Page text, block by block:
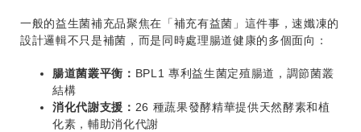
一般的益生菌補充品聚焦在「補充有益菌」這件事，速孅凍的
設計邏輯不只是補菌，而是同時處理腸道健康的多個面向：
腸道菌叢平衡： BPL1 專利益生菌定殖腸道，調節菌叢
結構
消化代謝支援： 26 種蔬果發酵精華提供天然酵素和植
化素，輔助消化代謝